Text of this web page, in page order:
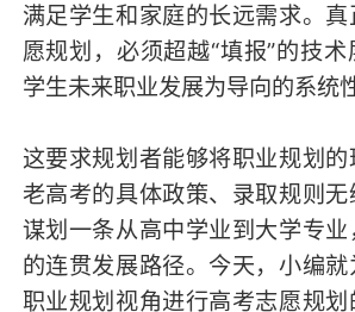
满足学生和家庭的长远需求。
愿规划，必须超越“填报”的技
学生未来职业发展为导向的系统
这要求规划者能够将职业规划
老高考的具体政策、录取规则
谋划一条从高中学业到大学专
的连贯发展路径。今天，小编
职业规划视角进行高考志愿规